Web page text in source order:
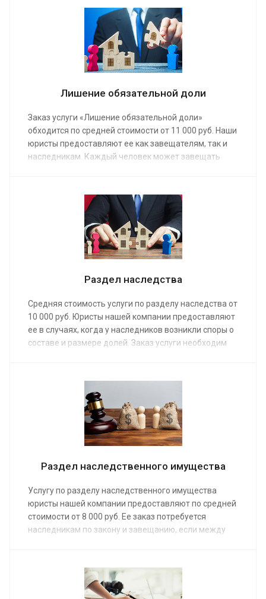
наследникам, так и наследодателем.
Лишение обязательной доли
Заказ услуги «Лишение обязательной доли»
обходится по средней стоимости от 11 000 руб. Наши
юристы предоставляют ее как завещателям, так и
наследникам. Каждый человек может завещать
завещании. Это несовершеннолетние дети и
нетрудоспособные иждивенцы.
Раздел наследства
Средняя стоимость услуги по разделу наследства от
10 000 руб. Юристы нашей компании предоставляют
ее в случаях, когда у наследников возникли споры о
составе и размере долей. Заказ услуги необходим
завещательном распоряжении не указано, какое
именно имущество полагается каждому из
родственников.
Раздел наследственного имущества
Услугу по разделу наследственного имущества
юристы нашей компании предоставляют по средней
стоимости от 8 000 руб. Ее заказ потребуется
наследникам по закону и завещанию, если между
составу наследственной массы.